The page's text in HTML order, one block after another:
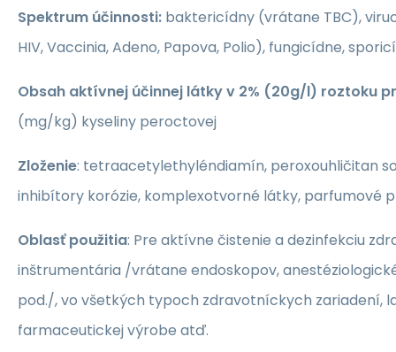
Spektrum účinnosti: baktericídny (vrátane TBC),
HIV, Vaccinia, Adeno, Papova, Polio), fungicídne,
Obsah aktívnej účinnej látky v 2% (20g/l) roztoku
(mg/kg) kyseliny peroctovej
Zloženie: tetraacetylethyléndiamín, peroxouhličitan
inhibítory korózie, komplexotvorné látky, parfumové
Oblasť použitia: Pre aktívne čistenie a dezinfekciu
inštrumentária /vrátane endoskopov,
pod./, vo všetkých typoch zdravotníckych zariadení,
farmaceutickej výrobe atď.